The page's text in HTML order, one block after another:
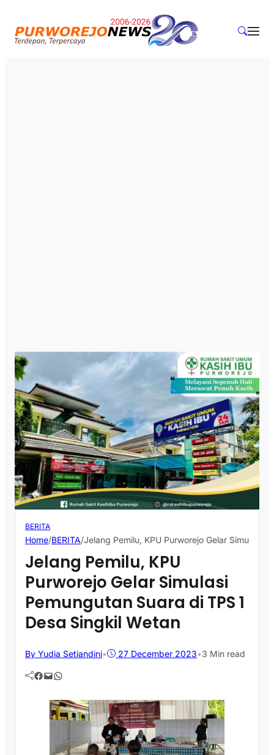
BERITA
Home/BERITA/Jelang Pemilu, KPU Purworejo Gelar Simulasi
Jelang Pemilu, KPU
Purworejo Gelar Simulasi
Pemungutan Suara di TPS 1
Desa Singkil Wetan
By Yudia Setiandini• 27 December 2023•3 Min read
Facebook Mail WhatsApp